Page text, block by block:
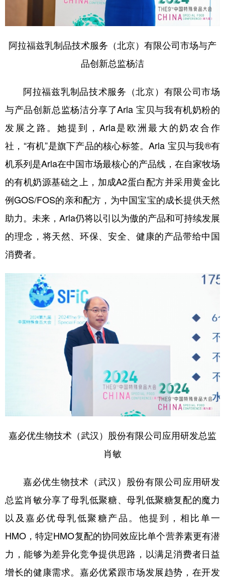
阿拉福兹乳制品技术服务（北京）有限公司市场与产
品创新总监杨洁
阿拉福兹乳制品技术服务（北京）有限公司市场
与产品创新总监杨洁分享了Arla 宝贝与我有机奶粉的
发展之路。她提到，Arla是欧洲最大的奶农合作
社，“有机”是旗下产品的核心标签。Arla 宝贝与我®有
机系列是Arla在中国市场最核心的产品线，在自家牧场
的有机奶源基础之上，加成A2蛋白配方并采用黄金比
例GOS/FOS的亲和配方，为中国宝宝的成长提供天然
助力。未来，Arla仍将以引以为傲的产品和可持续发展
的理念，将天然、环保、安全、健康的产品带给中国
消费者。
嘉必优生物技术（武汉）股份有限公司应用研发总监
肖敏
嘉必优生物技术（武汉）股份有限公司应用研发
总监肖敏分享了母乳低聚糖、母乳低聚糖复配的魔力
以及嘉必优母乳低聚糖产品。他提到，相比单一
HMO，特定HMO复配的协同效应比单个营养素更有潜
力，能够为差异化竞争提供思路，以满足消费者日益
增长的健康需求。嘉必优紧跟市场发展趋势，在开发